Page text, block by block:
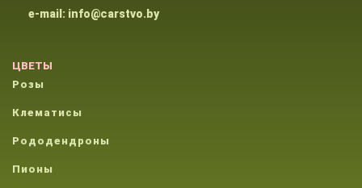
e-mail: info@carstvo.by
ЦВЕТЫ
Розы
Клематисы
Рододендроны
Пионы